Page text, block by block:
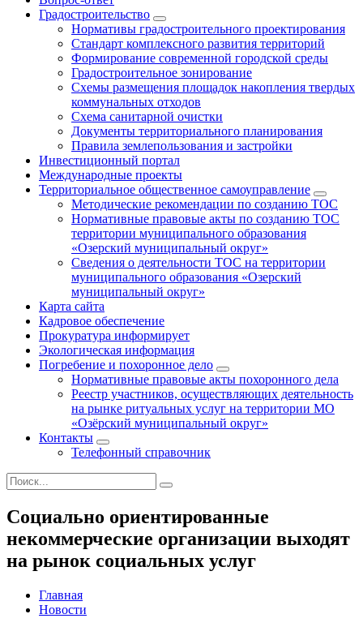
Градостроительство
Нормативы градостроительного проектирования
Стандарт комплексного развития территорий
Формирование современной городской среды
Градостроительное зонирование
Схемы размещения площадок накопления твердых
коммунальных отходов
Схема санитарной очистки
Документы территориального планирования
Правила землепользования и застройки
Инвестиционный портал
Международные проекты
Территориальное общественное самоуправление
Методические рекомендации по созданию ТОС
Нормативные правовые акты по созданию ТОС
территории муниципального образования
«Озерский муниципальный округ»
Сведения о деятельности ТОС на территории
муниципального образования «Озерский
муниципальный округ»
Карта сайта
Кадровое обеспечение
Прокуратура информирует
Экологическая информация
Погребение и похоронное дело
Нормативные правовые акты похоронного дела
Реестр участников, осуществляющих деятельность
на рынке ритуальных услуг на территории МО
«Озёрский муниципальный округ»
Контакты
Телефонный справочник
Социально ориентированные
некоммерческие организации выходят
на рынок социальных услуг
Главная
Новости